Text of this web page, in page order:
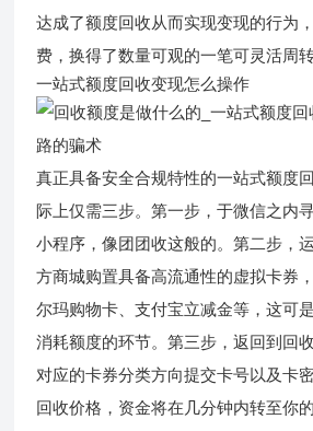
达成了额度回收从而实现变现的行为
费，换得了数量可观的一笔可灵活周转
一站式额度回收变现怎么操作
真正具备安全合规特性的一站式额度
际上仅需三步。第一步，于微信之内
小程序，像团团收这般的。第二步，
方商城购置具备高流通性的虚拟卡券
尔玛购物卡、支付宝立减金等，这可
消耗额度的环节。第三步，返回到回
对应的卡券分类方向提交卡号以及卡
回收价格，资金将在几分钟内转至你